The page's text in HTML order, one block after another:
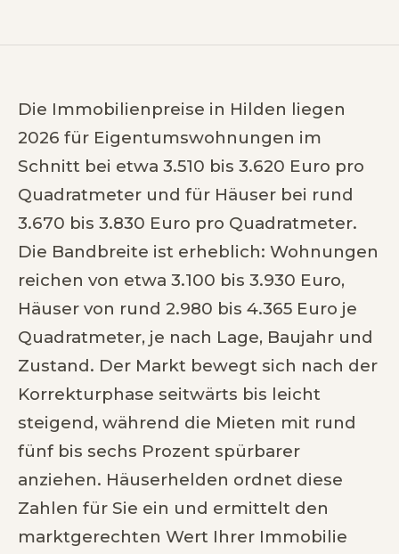
Die Immobilienpreise in Hilden liegen
2026 für Eigentumswohnungen im
Schnitt bei etwa 3.510 bis 3.620 Euro pro
Quadratmeter und für Häuser bei rund
3.670 bis 3.830 Euro pro Quadratmeter.
Die Bandbreite ist erheblich: Wohnungen
reichen von etwa 3.100 bis 3.930 Euro,
Häuser von rund 2.980 bis 4.365 Euro je
Quadratmeter, je nach Lage, Baujahr und
Zustand. Der Markt bewegt sich nach der
Korrekturphase seitwärts bis leicht
steigend, während die Mieten mit rund
fünf bis sechs Prozent spürbarer
anziehen. Häuserhelden ordnet diese
Zahlen für Sie ein und ermittelt den
marktgerechten Wert Ihrer Immobilie